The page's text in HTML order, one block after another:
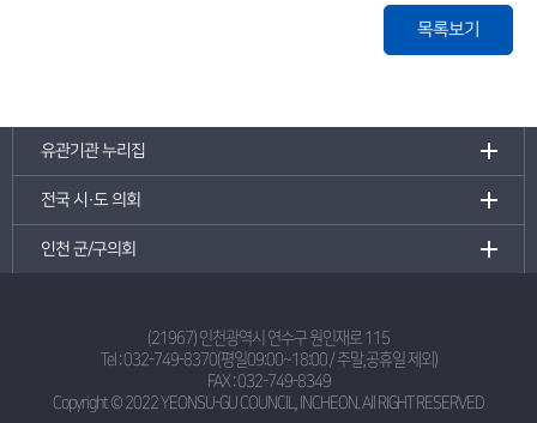
목록보기
유관기관 누리집
전국 시·도 의회
인천 군/구의회
(21967) 인천광역시 연수구 원인재로 115
Tel :032-749-8370(평일09:00~18:00 / 주말,공휴일 제외)
FAX : 032-749-8349
Copyright © 2022 YEONSU-GU COUNCIL, INCHEON. All RIGHT RESERVED